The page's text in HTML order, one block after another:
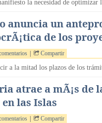
la necesidad de optimizar
anuncia un
de los
Compartir
a la mitad los plazos de los
atrae a mÃ¡s
las Islas
Compartir